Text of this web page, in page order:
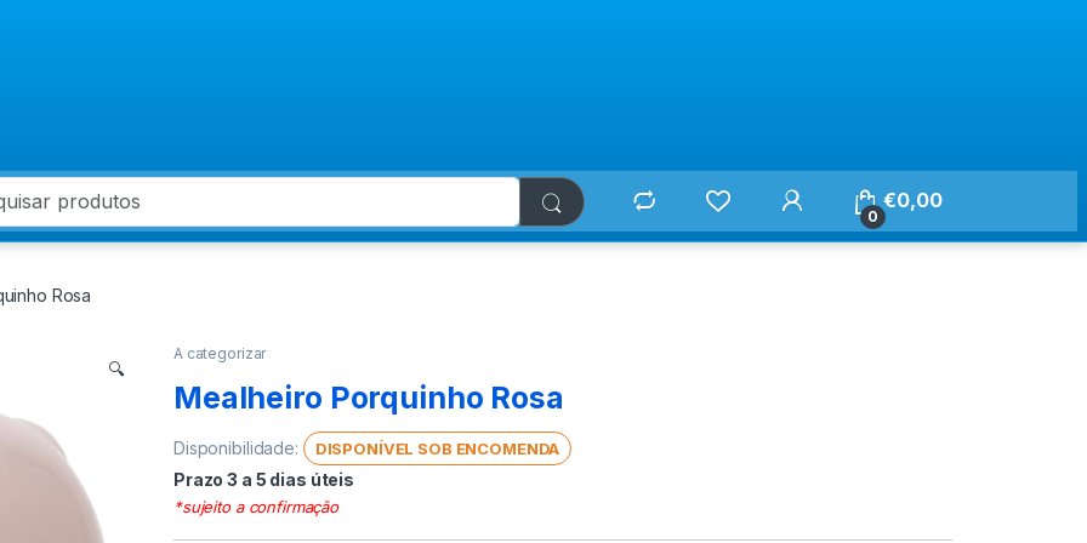
for:
0
€0,00
Rosa
🔍
A categorizar
Mealheiro Porquinho Rosa
Disponibilidade: DISPONÍVEL SOB ENCOMENDA
Prazo 3 a 5 dias úteis
*sujeito a confirmação